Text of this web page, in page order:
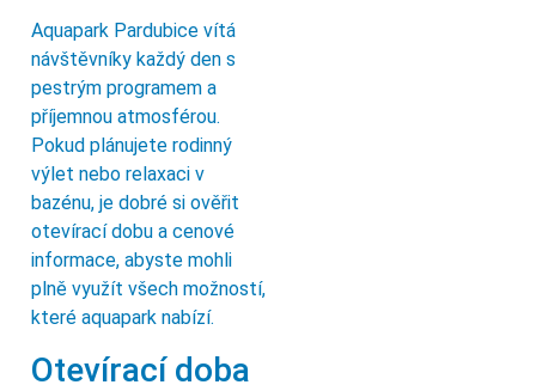
Aquapark Pardubice vítá
návštěvníky každý den s
pestrým programem a
příjemnou atmosférou.
Pokud plánujete rodinný
výlet nebo relaxaci v
bazénu, je dobré si ověřit
otevírací dobu a cenové
informace, abyste mohli
plně využít všech možností,
které aquapark nabízí.
Otevírací doba